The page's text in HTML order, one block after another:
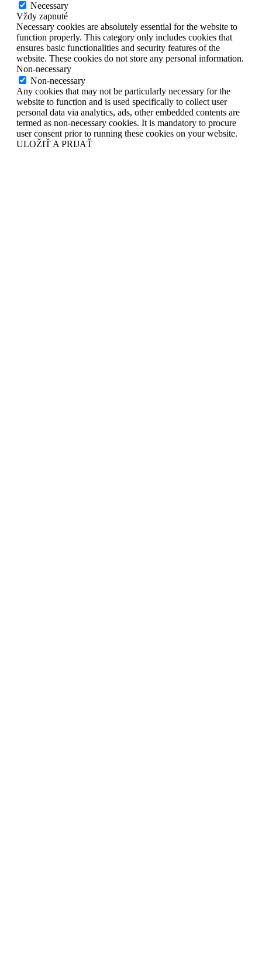
Necessary
Vždy zapnuté
Necessary cookies are absolutely essential for the website to
function properly. This category only includes cookies that
ensures basic functionalities and security features of the
website. These cookies do not store any personal information.
Non-necessary
Non-necessary
Any cookies that may not be particularly necessary for the
website to function and is used specifically to collect user
personal data via analytics, ads, other embedded contents are
termed as non-necessary cookies. It is mandatory to procure
user consent prior to running these cookies on your website.
ULOŽIŤ A PRIJAŤ